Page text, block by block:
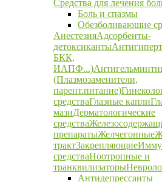
Средства для лечения
Боль и спазмы
Обезболивающие
АнестезияАдсорбенты-
детоксиканты
БКК,
ИАПФ...)
(Плазмозаменители,
парент.питание)
средстваГлазные капли
мазиДерматологические
средства
препаратыЖелчегонные
трактЗакрепляющие
средстваНоотропные и
транквилизаторы
Антидепрессанты